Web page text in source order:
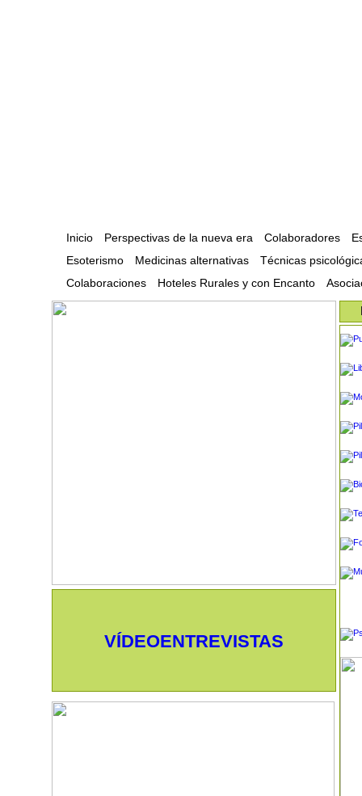
Inicio Perspectivas de la nueva era Colaboradores
Esoterismo
Medicinas alternativas
Técnicas
Colaboraciones
Hoteles Rurales y con Encanto
VÍDEOENTREVISTAS